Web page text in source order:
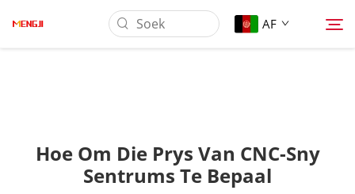
AF
Produk
Hoe Om Die Prys Van CNC-Sny
Sentrums Te Bepaal